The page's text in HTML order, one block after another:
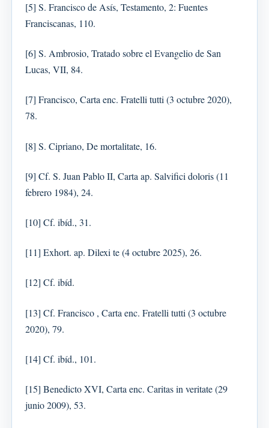
[5] S. Francisco de Asís, Testamento, 2: Fuentes
Franciscanas, 110.
[6] S. Ambrosio, Tratado sobre el Evangelio de San
Lucas, VII, 84.
[7] Francisco, Carta enc. Fratelli tutti (3 octubre 2020),
78.
[8] S. Cipriano, De mortalitate, 16.
[9] Cf. S. Juan Pablo II, Carta ap. Salvifici doloris (11
febrero 1984), 24.
[10] Cf. ibíd., 31.
[11] Exhort. ap. Dilexi te (4 octubre 2025), 26.
[12] Cf. ibíd.
[13] Cf. Francisco , Carta enc. Fratelli tutti (3 octubre
2020), 79.
[14] Cf. ibíd., 101.
[15] Benedicto XVI, Carta enc. Caritas in veritate (29
junio 2009), 53.